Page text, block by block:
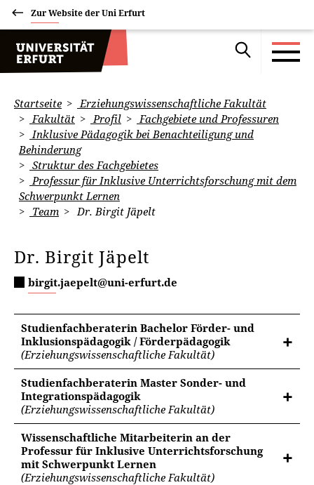
Zur Website der Uni Erfurt
Startseite
Erziehungswissenschaftliche Fakultät
Fakultät
Profil
Fachgebiete und Professuren
Inklusive Pädagogik bei Benachteiligung und
Behinderung
Struktur des Fachgebietes
Professur für Inklusive Unterrichtsforschung mit dem
Schwerpunkt Lernen
Team
Dr. Birgit Jäpelt
Dr. Birgit Jäpelt
birgit.jaepelt@uni-erfurt.de
Studienfachberaterin Bachelor Förder- und
Inklusionspädagogik / Förderpädagogik
(Erziehungswissenschaftliche Fakultät)
Studienfachberaterin Master Sonder- und
Integrationspädagogik
(Erziehungswissenschaftliche Fakultät)
Wissenschaftliche Mitarbeiterin an der
Professur für Inklusive Unterrichtsforschung
mit Schwerpunkt Lernen
(Erziehungswissenschaftliche Fakultät)